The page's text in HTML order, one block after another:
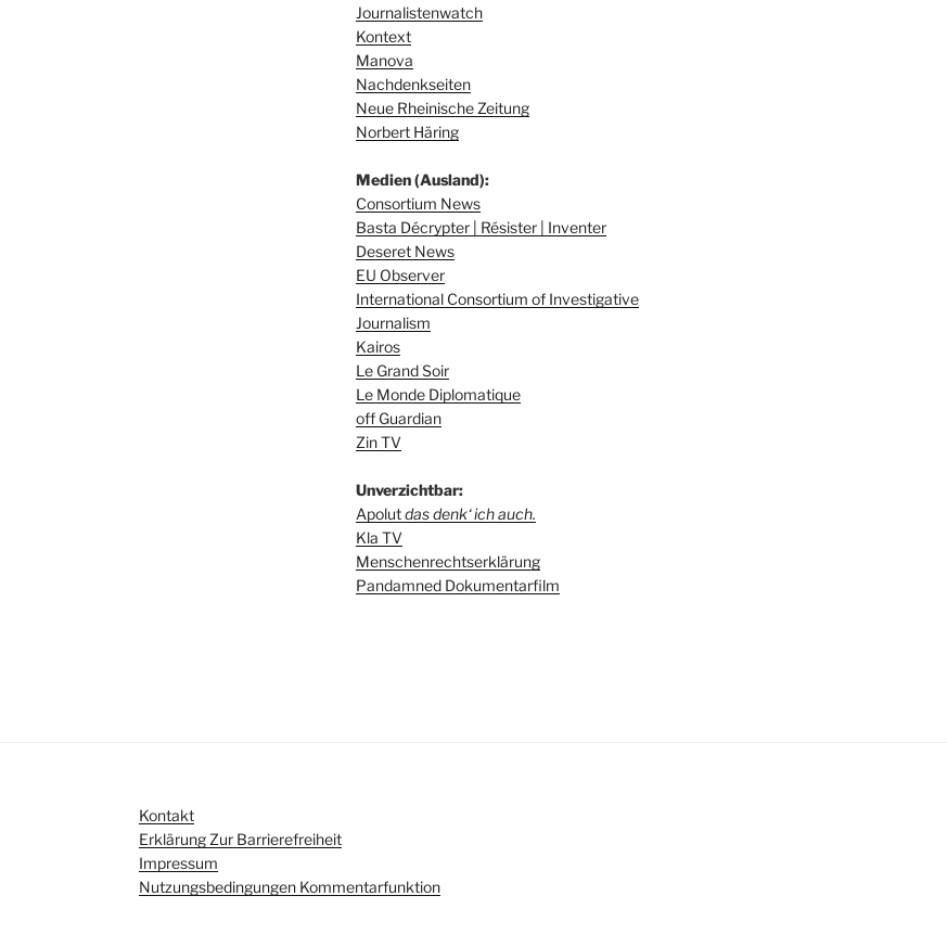
Journalistenwatch
Kontext
Manova
Nachdenkseiten
Neue Rheinische Zeitung
Norbert Häring
Medien (Ausland):
Consortium News
Basta Décrypter | Résister | Inventer
Deseret News
EU Observer
International Consortium of Investigative
Journalism
Kairos
Le Grand Soir
Le Monde Diplomatique
off Guardian
Zin TV
Unverzichtbar:
Apolutdas denk‘ ich auch.
Kla TV
Menschenrechtserklärung
Pandamned Dokumentarfilm
Kontakt
Erklärung Zur Barrierefreiheit
Impressum
Nutzungsbedingungen Kommentarfunktion